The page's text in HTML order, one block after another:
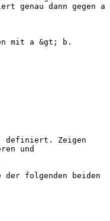
genau dann gegen a
mit a &gt; b.
definiert. Zeigen
und
der folgenden beiden